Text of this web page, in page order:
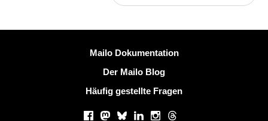
Weitere InformationMailo Dokumentation
Der Mailo Blog
Häufig gestellte Fragen
Facebook
Mastodon
BlueskyLinkedInInstagram
Threads